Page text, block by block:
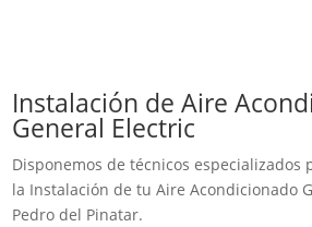
Instalación de Aire
General Electric
Disponemos de técnicos especializados
la Instalación de tu Aire Acondicionado
Pedro del Pinatar.